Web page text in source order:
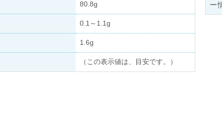
80.8g
0.1～1.1g
1.6g
（この表示値は、目安です。）
ー